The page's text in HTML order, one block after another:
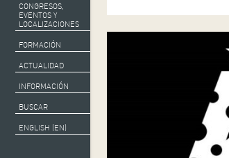
CONGRESOS,
EVENTOS Y
LOCALIZACIONES
FORMACIÓN
ACTUALIDAD
INFORMACIÓN
BUSCAR
ENGLISH (EN)
Auditorio
Perdoma, en el […]